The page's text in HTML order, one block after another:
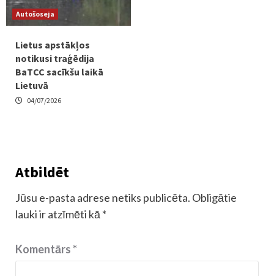
Autošoseja
Lietus apstākļos
notikusi traģēdija
BaTCC sacīkšu laikā
Lietuvā
04/07/2026
Atbildēt
Jūsu e-pasta adrese netiks publicēta. Obligātie
lauki ir atzīmēti kā *
Komentārs*